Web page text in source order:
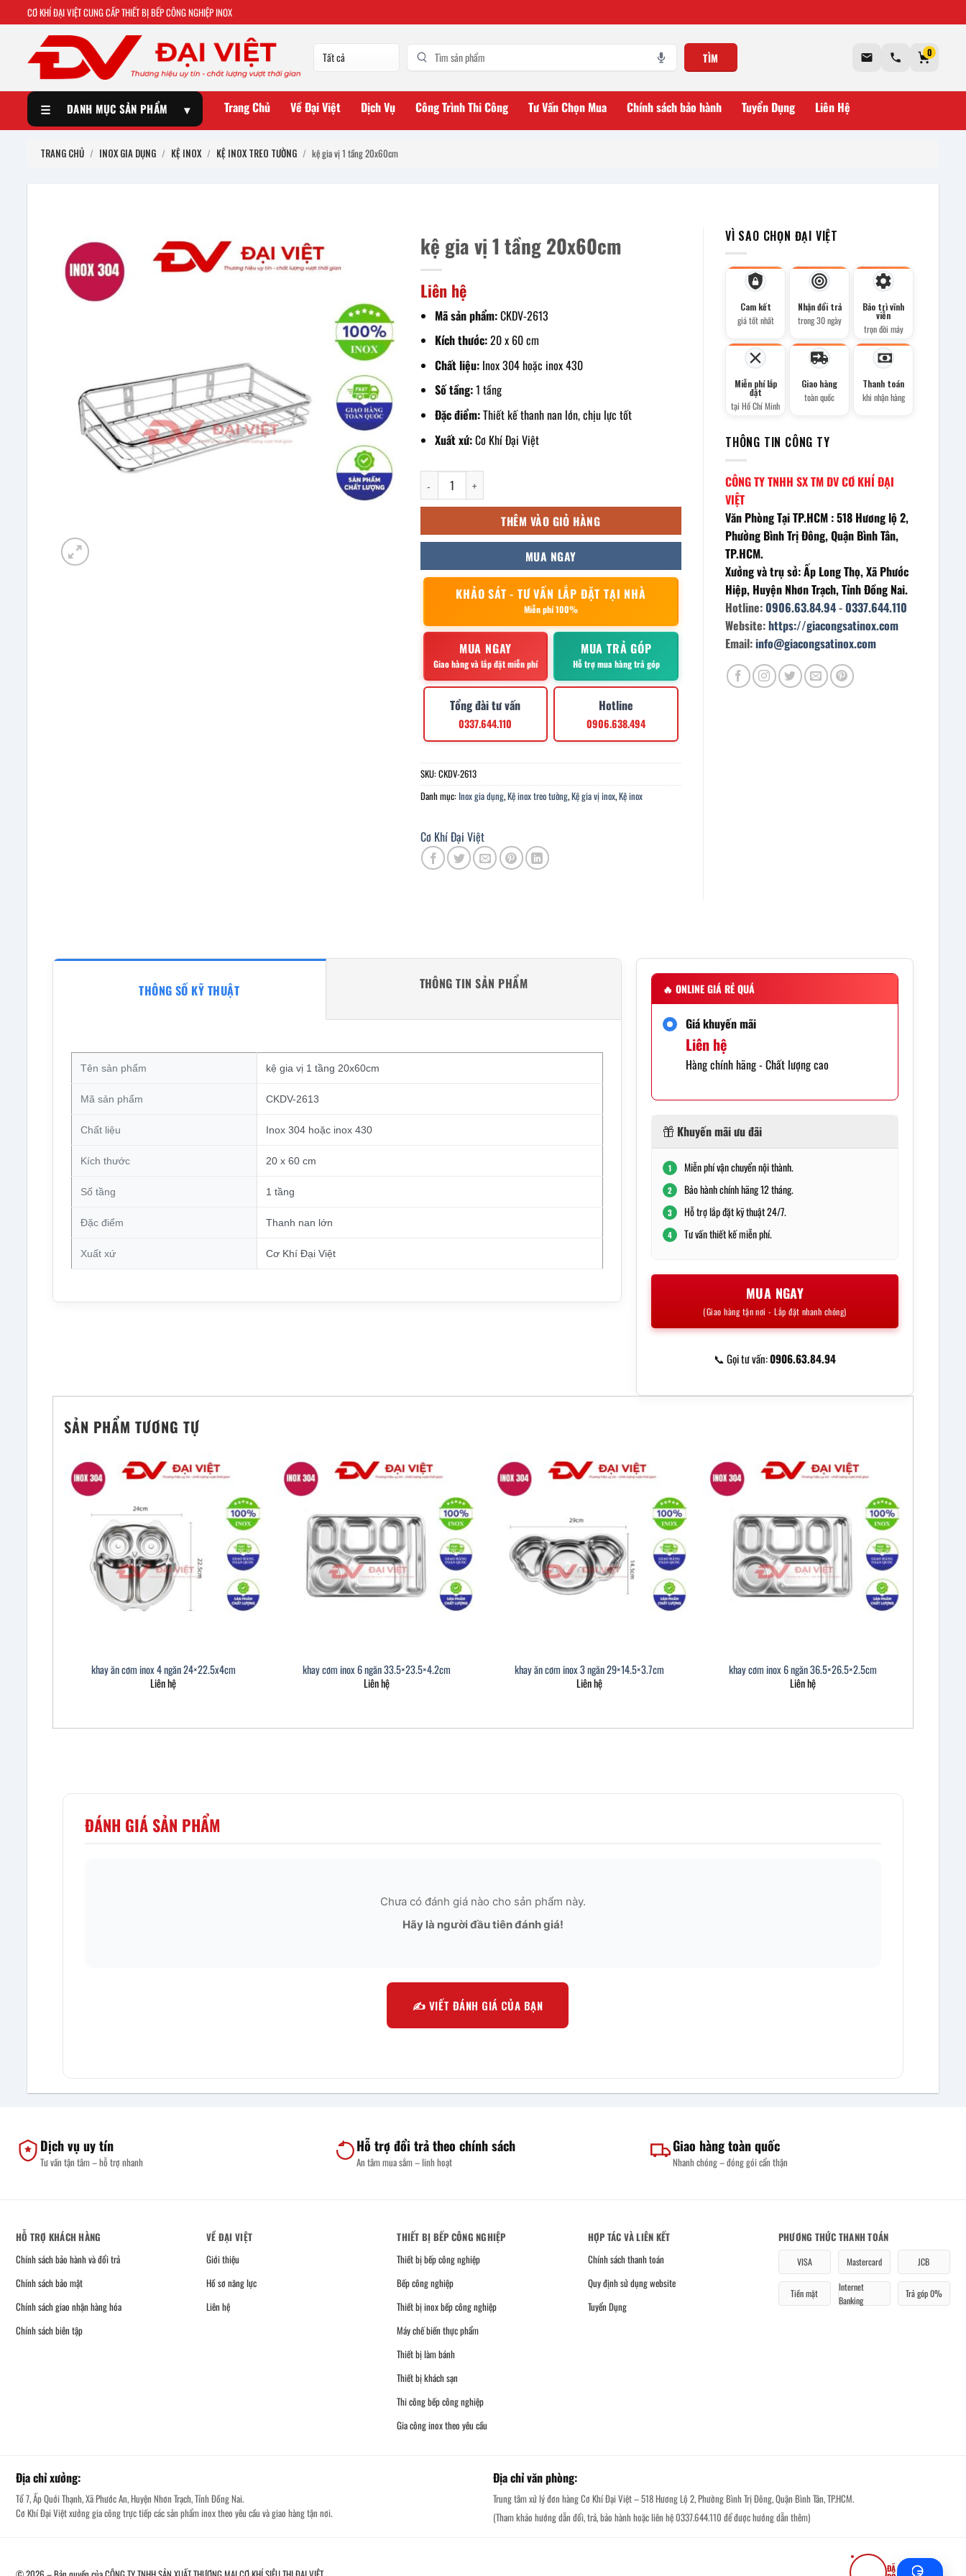
CƠ KHÍ ĐẠI VIỆT CUNG CẤP THIẾT BỊ BẾP CÔNG NGHIỆP INOX
TÌM 0
☰ DANH MỤC SẢN PHẨM ▾ Trang Chủ Về Đại Việt Dịch Vụ Công Trình Thi Công Tư Vấn Chọn Mua Chính sách bảo hành Tuyển Dụng Liên Hệ
TRANG CHỦ / INOX GIA DỤNG / KỆ INOX / KỆ INOX TREO TƯỜNG / kệ gia vị 1 tầng 20x60cm
kệ gia vị 1 tầng 20x60cm
Liên hệ
Mã sản phẩm:CKDV-2613
Kích thước:20 x 60 cm
Chất liệu: Inox 304 hoặc inox 430
Số tầng:1 tầng
Đặc điểm:Thiết kế thanh nan lớn, chịu lực tốt
Xuất xứ:Cơ Khí Đại Việt
kệ gia vị 1 tầng 20x60cm số lượng
THÊM VÀO GIỎ HÀNG
MUA NGAY
KHẢO SÁT - TƯ VẤN LẮP ĐẶT TẠI NHÀ
Miễn phí 100%
MUA NGAY
Giao hàng và lắp đặt miễn phí
MUA TRẢ GÓP
Hỗ trợ mua hàng trả góp
Tổng đài tư vấn
0337.644.110
Hotline
0906.638.494
SKU:CKDV-2613
Danh mục: Inox gia dụng,Kệ inox treo tường,Kệ gia vị inox,Kệ inox
Cơ Khí Đại Việt
VÌ SAO CHỌN ĐẠI VIỆT
Cam kết
giá tốt nhất
Nhận đổi trả
trong 30 ngày
Bảo trì vĩnh
viễn
trọn đời máy
Miễn phí lắp
đặt
tại Hồ Chí Minh
Giao hàng
toàn quốc
Thanh toán
khi nhận hàng
THÔNG TIN CÔNG TY
CÔNG TY TNHH SX TM DV CƠ KHÍ ĐẠI
VIỆT
Văn Phòng Tại TP.HCM : 518 Hương lộ 2,
Phường Bình Trị Đông, Quận Bình Tân,
TP.HCM.
Xưởng và trụ sở: Ấp Long Thọ, Xã Phước
Hiệp, Huyện Nhơn Trạch, Tỉnh Đồng Nai.
Hotline:0906.63.84.94-0337.644.110
Website:https://giacongsatinox.com
Email:info@giacongsatinox.com
THÔNG SỐ KỸ THUẬT THÔNG TIN SẢN PHẨM
Tên sản phẩm kệ gia vị 1 tầng 20x60cm
Mã sản phẩm CKDV-2613
Chất liệu Inox 304 hoặc inox 430
Kích thước 20 x 60 cm
Số tầng 1 tầng
Đặc điểm Thanh nan lớn
Xuất xứ Cơ Khí Đại Việt
🔥 ONLINE GIÁ RẺ QUÁ
Giá khuyến mãi
Liên hệ
Hàng chính hãng - Chất lượng cao
Khuyến mãi ưu đãi
1 Miễn phí vận chuyển nội thành.
2 Bảo hành chính hãng 12 tháng.
3 Hỗ trợ lắp đặt kỹ thuật 24/7.
4 Tư vấn thiết kế miễn phí.
MUA NGAY
(Giao hàng tận nơi - Lắp đặt nhanh chóng)
📞 Gọi tư vấn:0906.63.84.94
SẢN PHẨM TƯƠNG TỰ
khay ăn cơm inox 4 ngăn 24×22.5x4cm
Liên hệ
khay cơm inox 6 ngăn 33.5×23.5×4.2cm
Liên hệ
khay ăn cơm inox 3 ngăn 29×14.5×3.7cm
Liên hệ
khay cơm inox 6 ngăn 36.5×26.5×2.5cm
Liên hệ
ĐÁNH GIÁ SẢN PHẨM
Chưa có đánh giá nào cho sản phẩm này.
Hãy là người đầu tiên đánh giá!
✍️ VIẾT ĐÁNH GIÁ CỦA BẠN
Dịch vụ uy tín
Tư vấn tận tâm – hỗ trợ nhanh
Hỗ trợ đổi trả theo chính sách
An tâm mua sắm – linh hoạt
Giao hàng toàn quốc
Nhanh chóng – đóng gói cẩn thận
HỖ TRỢ KHÁCH HÀNG
Chính sách bảo hành và đổi trả
Chính sách bảo mật
Chính sách giao nhận hàng hóa
Chính sách biên tập
VỀ ĐẠI VIỆT
Giới thiệu
Hồ sơ năng lực
Liên hệ
THIẾT BỊ BẾP CÔNG NGHIỆP
Thiết bị bếp công nghiệp
Bếp công nghiệp
Thiết bị inox bếp công nghiệp
Máy chế biến thực phẩm
Thiết bị làm bánh
Thiết bị khách sạn
Thi công bếp công nghiệp
Gia công inox theo yêu cầu
HỢP TÁC VÀ LIÊN KẾT
Chính sách thanh toán
Quy định sử dụng website
Tuyển Dụng
PHƯƠNG THỨC THANH TOÁN
VISA Mastercard JCB
Tiền mặt
Internet
Banking
Trả góp 0%
Địa chỉ xưởng:
Tổ 7, Ấp Quới Thạnh, Xã Phước An, Huyện Nhơn Trạch, Tỉnh Đồng Nai.
Cơ Khí Đại Việt xưởng gia công trực tiếp các sản phẩm inox theo yêu cầu và giao hàng tận nơi.
Địa chỉ văn phòng:
Trung tâm xử lý đơn hàng Cơ Khí Đại Việt – 518 Hương Lộ 2, Phường Bình Trị Đông, Quận Bình Tân, TP.HCM.
(Tham khảo hướng dẫn đổi, trả, bảo hành hoặc liên hệ 0337.644.110 để được hướng dẫn thêm)
ĐÃ ĐĂNG KÝ